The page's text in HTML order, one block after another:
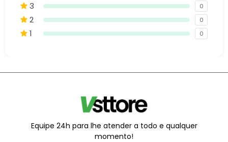
3 0
2 0
1 0
Equipe 24h para lhe atender a todo e qualquer
momento!